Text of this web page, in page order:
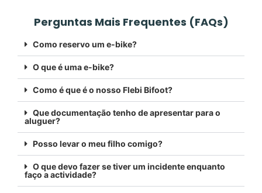
Perguntas Mais Frequentes (FAQs)
Como reservo um e-bike?
O que é uma e-bike?
Como é que é o nosso Flebi Bifoot?
Que documentação tenho de apresentar para o
aluguer?
Posso levar o meu filho comigo?
O que devo fazer se tiver um incidente enquanto
faço a actividade?